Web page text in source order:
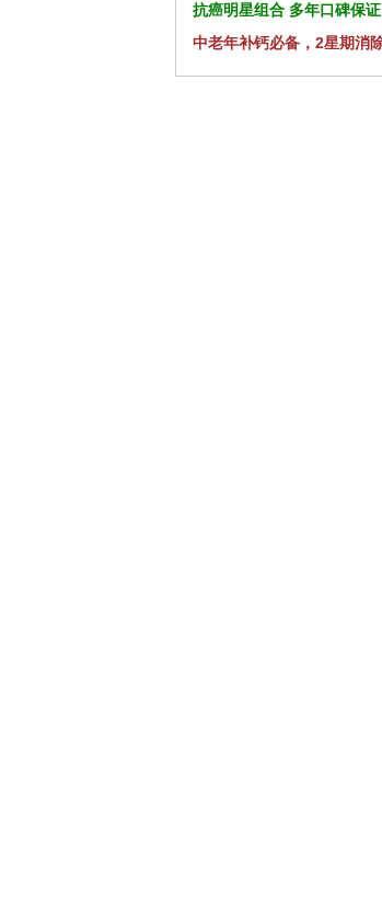
抗癌明星组合 多年口碑保
中老年补钙必备，2星期消